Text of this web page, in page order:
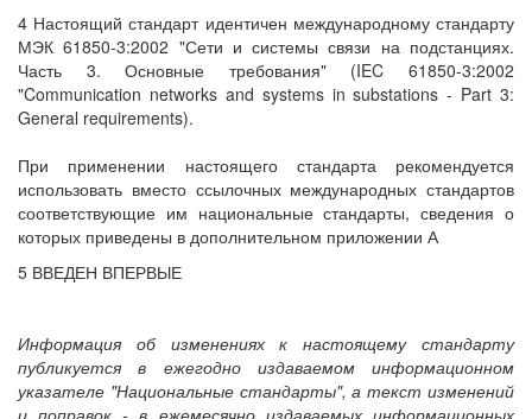
4 Настоящий стандарт идентичен международному стандарту
МЭК 61850-3:2002 "Сети и системы связи на подстанциях.
Часть 3. Основные требования" (IEC 61850-3:2002
"Communication networks and systems in substations - Part 3:
General requirements).
При применении настоящего стандарта рекомендуется
использовать вместо ссылочных международных стандартов
соответствующие им национальные стандарты, сведения о
которых приведены в дополнительном приложении А
5 ВВЕДЕН ВПЕРВЫЕ
Информация об изменениях к настоящему стандарту
публикуется в ежегодно издаваемом информационном
указателе "Национальные стандарты", а текст изменений
и поправок - в ежемесячно издаваемых информационных